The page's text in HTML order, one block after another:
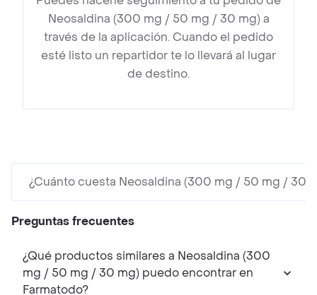
Neosaldina (300 mg / 50 mg / 30 mg) a
través de la aplicación. Cuando el pedido
esté listo un repartidor te lo llevará al lugar
de destino.
¿Cuánto cuesta Neosaldina (300 mg / 50 mg / 30
Preguntas frecuentes
¿Qué productos similares a Neosaldina (300
mg / 50 mg / 30 mg) puedo encontrar en
Farmatodo?